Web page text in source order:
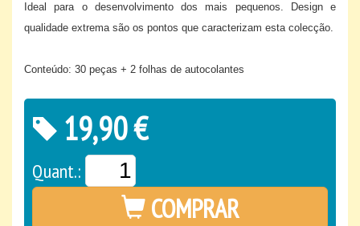
Ideal para o desenvolvimento dos mais pequenos. Design e
qualidade extrema são os pontos que caracterizam esta colecção.
Conteúdo: 30 peças + 2 folhas de autocolantes
19,90 €
Quant.:
COMPRAR